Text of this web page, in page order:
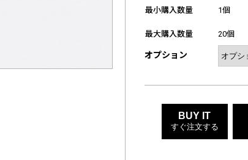
最小購入数量 1個
最大購入数量 20個
オプション
BUY IT
すぐ注文する